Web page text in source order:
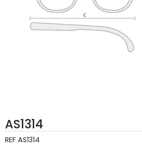
AS1314
REF AS1314